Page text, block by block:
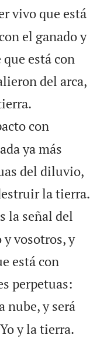
vivo que está
el ganado y
está con
del arca,
con
ya más
del diluvio,
la tierra.
la señal del
y vosotros, y
está con
perpetuas:
nube, y será
y la tierra.